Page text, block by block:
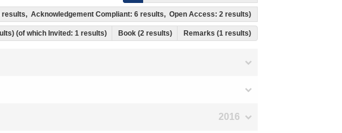
Acknowledgement Compliant: 6 results, Open Access: 2 results)
(of which Invited: 1 results) Book (2 results) Remarks (1 results)
2016